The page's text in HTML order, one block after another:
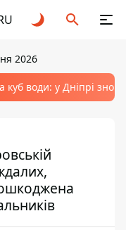
2026
куб води: у Дніпрі